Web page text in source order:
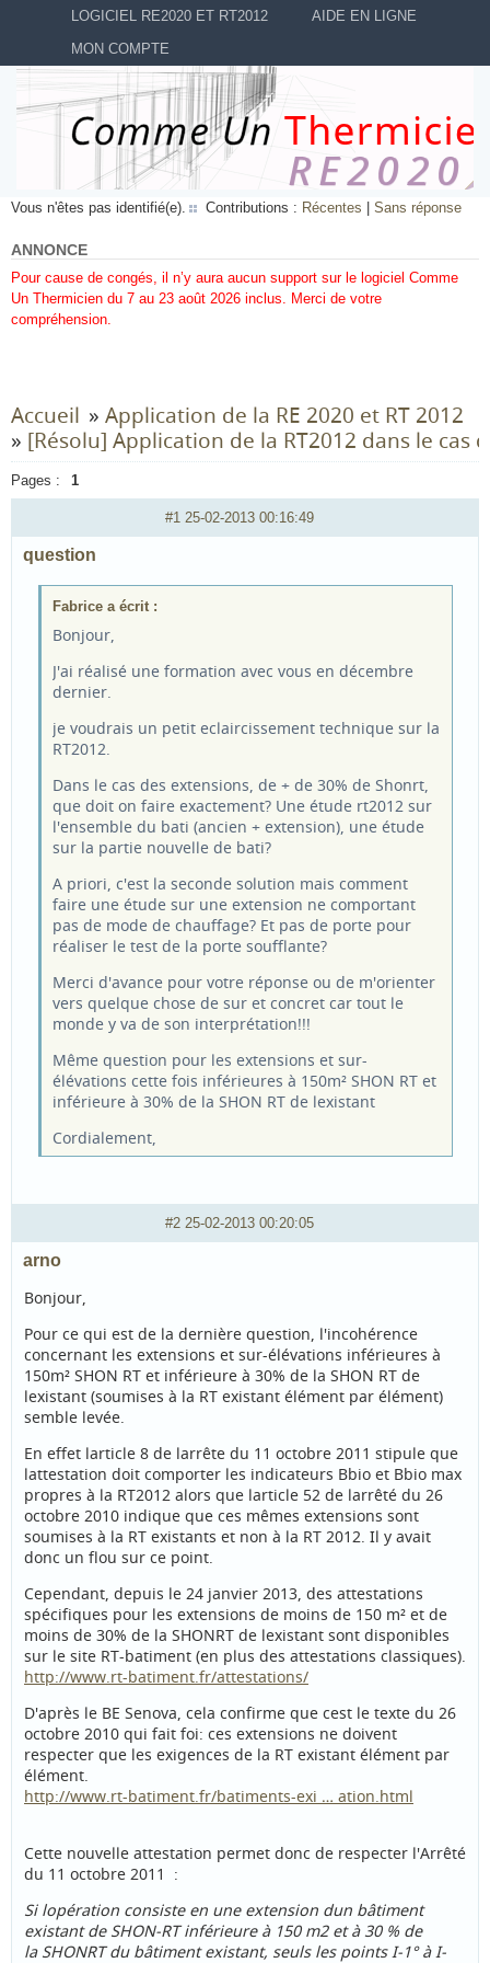
LOGICIEL RE2020 ET RT2012
AIDE EN LIGNE
MON COMPTE
Vous n'êtes pas identifié(e). Contributions : Récentes Sans réponse
ANNONCE
Pour cause de congés, il n’y aura aucun support sur le logiciel Comme
Un Thermicien du 7 au 23 août 2026 inclus. Merci de votre
compréhension.
Accueil » Application de la RE 2020 et RT 2012
» [Résolu] Application de la RT2012 dans le cas
Pages : 1
#1 25-02-2013 00:16:49
question
Fabrice a écrit :
Bonjour,
J'ai réalisé une formation avec vous en décembre
dernier.
je voudrais un petit eclaircissement technique sur la
RT2012.
Dans le cas des extensions, de + de 30% de Shonrt,
que doit on faire exactement? Une étude rt2012 sur
l'ensemble du bati (ancien + extension), une étude
sur la partie nouvelle de bati?
A priori, c'est la seconde solution mais comment
faire une étude sur une extension ne comportant
pas de mode de chauffage? Et pas de porte pour
réaliser le test de la porte soufflante?
Merci d'avance pour votre réponse ou de m'orienter
vers quelque chose de sur et concret car tout le
monde y va de son interprétation!!!
Même question pour les extensions et sur-
élévations cette fois inférieures à 150m² SHON RT et
inférieure à 30% de la SHON RT de lexistant
Cordialement,
#2 25-02-2013 00:20:05
arno
Bonjour,
Pour ce qui est de la dernière question, l'incohérence
concernant les extensions et sur-élévations inférieures à
150m² SHON RT et inférieure à 30% de la SHON RT de
lexistant (soumises à la RT existant élément par élément)
semble levée.
En effet larticle 8 de larrête du 11 octobre 2011 stipule que
lattestation doit comporter les indicateurs Bbio et Bbio max
propres à la RT2012 alors que larticle 52 de larrêté du 26
octobre 2010 indique que ces mêmes extensions sont
soumises à la RT existants et non à la RT 2012. Il y avait
donc un flou sur ce point.
Cependant, depuis le 24 janvier 2013, des attestations
spécifiques pour les extensions de moins de 150 m² et de
moins de 30% de la SHONRT de lexistant sont disponibles
sur le site RT-batiment (en plus des attestations classiques).
http://www.rt-batiment.fr/attestations/
D'après le BE Senova, cela confirme que cest le texte du 26
octobre 2010 qui fait foi: ces extensions ne doivent
respecter que les exigences de la RT existant élément par
élément.
http://www.rt-batiment.fr/batiments-exi … ation.html
Cette nouvelle attestation permet donc de respecter l'Arrêté
du 11 octobre 2011 :
Si lopération consiste en une extension dun bâtiment
existant de SHON-RT inférieure à 150 m2 et à 30 % de
la SHONRT du bâtiment existant, seuls les points I-1° à I-